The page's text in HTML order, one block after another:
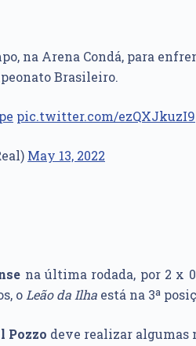
na Arena Condá, para
Brasileiro.
pic.twitter.com/ezQXJkuzI9
May 13, 2022
na última rodada, por 2 x
o Leão da Ilha está na 3ª
Pozzo deve realizar algumas